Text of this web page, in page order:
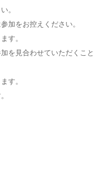
。
加をお控えください。
す。
を見合わせていただくこと
す。